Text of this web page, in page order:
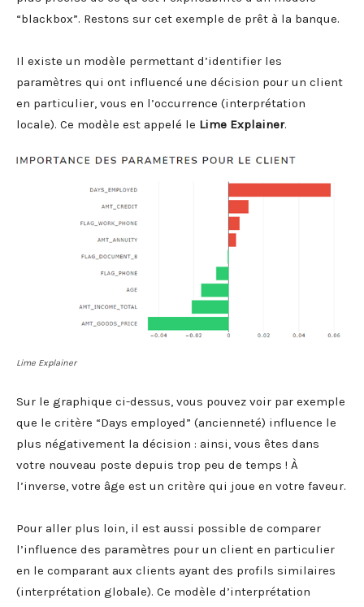
“blackbox”. Restons sur cet exemple de prêt à la banque.
Il existe un modèle permettant d’identifier les
paramètres qui ont influencé une décision pour un client
en particulier, vous en l’occurrence (interprétation
locale). Ce modèle est appelé le Lime Explainer.
Lime Explainer
Sur le graphique ci-dessus, vous pouvez voir par exemple
que le critère “Days employed” (ancienneté) influence le
plus négativement la décision : ainsi, vous êtes dans
votre nouveau poste depuis trop peu de temps ! À
l’inverse, votre âge est un critère qui joue en votre faveur.
Pour aller plus loin, il est aussi possible de comparer
l’influence des paramètres pour un client en particulier
en le comparant aux clients ayant des profils similaires
(interprétation globale). Ce modèle d’interprétation